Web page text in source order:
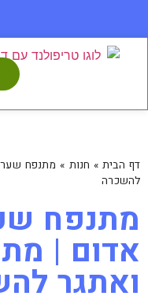
דף הבית» חנות » מתנפח שער
להשכרה
מתנפח
אדום |
ואתגר